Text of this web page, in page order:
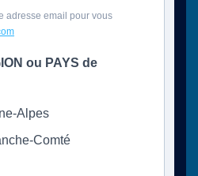
adresse email pour vous
ou PAYS de
Alpes
Comté